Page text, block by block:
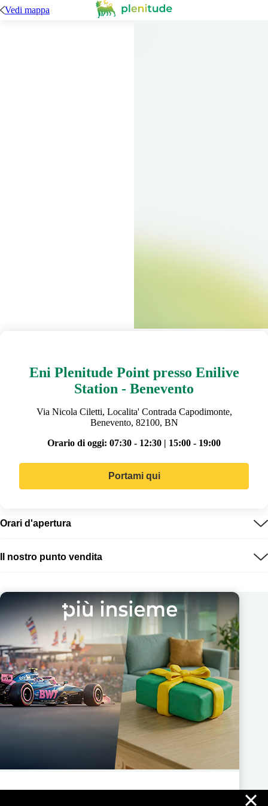
×
Vedi mappa
Eni Plenitude Point presso Enilive
Station - Benevento
Via Nicola Ciletti, Localita' Contrada Capodimonte,
Benevento, 82100, BN
Orario di oggi: 07:30 - 12:30 | 15:00 - 19:00
Portami qui
Orari d'apertura
Il nostro punto vendita